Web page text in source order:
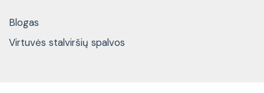
Blogas
Virtuvės stalviršių spalvos